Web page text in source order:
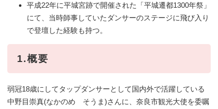
平成22年に平城宮跡で開催された「平城遷都1300年祭」
にて、当時師事していたダンサーのステージに飛び入り
で登壇した経験も持つ。
1.概要
弱冠18歳にしてタップダンサーとして国内外で活躍している
中野目崇真(なかのめ そうま)さんに、奈良市観光大使を委嘱